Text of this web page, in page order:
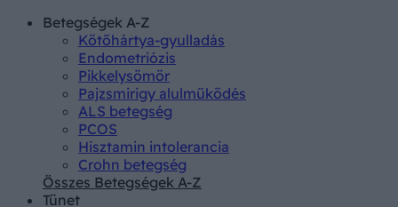
Betegségek A-Z
Kötőhártya-gyulladás
Endometriózis
Pikkelysömör
Pajzsmirigy alulműködés
ALS betegség
PCOS
Hisztamin intolerancia
Crohn betegség
Összes Betegségek A-Z
Tünet